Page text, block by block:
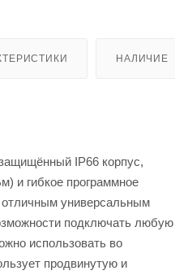
НАЛИЧИЕ
IP66 корпус,
и гибкое программное
отличным универсальным
подключать любую
использовать во
продвинутую и